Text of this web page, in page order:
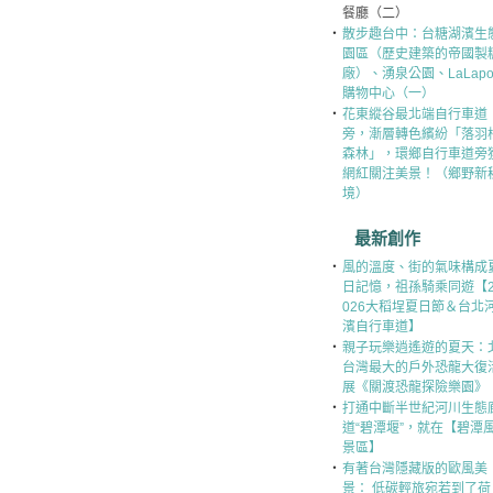
餐廳（二）
‧ 散步趣台中：台糖湖濱生
園區（歷史建築的帝國製
廠）、湧泉公園、
購物中心（一）
‧ 花東縱谷最北端自行車道
旁，漸層轉色繽紛「落羽
森林」，環鄉自行車道旁
網紅關注美景！（鄉野新
境）
最新創作
‧ 風的溫度、街的氣味構成
日記憶，祖孫騎乘同遊【2
026大稻埕夏日節＆台北河
濱自行車道】
‧ 親子玩樂逍遙遊的夏天：
台灣最大的戶外恐龍大復
展《關渡恐龍探險樂園》
‧ 打通中斷半世紀河川生態
道“碧潭堰”，就在【碧潭
景區】
‧ 有著台灣隱藏版的歐風美
景： 低碳輕旅宛若到了荷